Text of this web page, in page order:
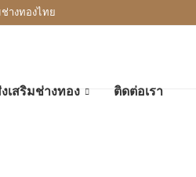
างทองไทย
เสริมช่างทอง ติดต่อเรา